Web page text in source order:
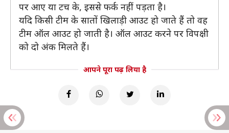
पर आए या टच के, इससे फर्क नहीं पड़ता है।
यदि किसी टीम के सातों खिलाड़ी आउट हो जाते हैं तो वह
टीम ऑल आउट हो जाती है। ऑल आउट करने पर विपक्षी
को दो अंक मिलते हैं।
आपने पूरा पढ़ लिया है